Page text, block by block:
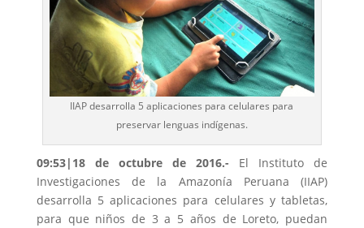
IIAP desarrolla 5 aplicaciones para celulares para
preservar lenguas indígenas.
09:53|18 de octubre de 2016.- El Instituto de
Investigaciones de la Amazonía Peruana (IIAP)
desarrolla 5 aplicaciones para celulares y tabletas,
para que niños de 3 a 5 años de Loreto, puedan